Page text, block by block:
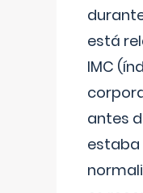
está
IMC
antes
estaba